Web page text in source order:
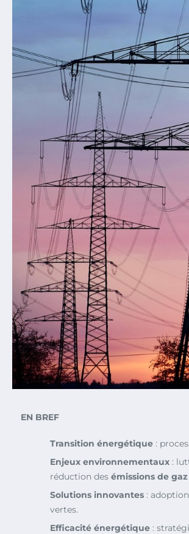
EN BREF
Transition énergétique :
Enjeux environnementaux :
réduction des émissions de
Solutions innovantes :
vertes.
Efficacité énergétique :